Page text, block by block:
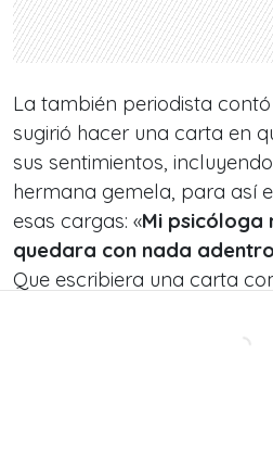
La también periodista
sugirió hacer una carta en
sus sentimientos,
hermana gemela, para así
esas cargas: «Mi psicóloga
quedara con nada
Que escribiera una carta
todo lo que… porque a la
entrar lo más limpio posible